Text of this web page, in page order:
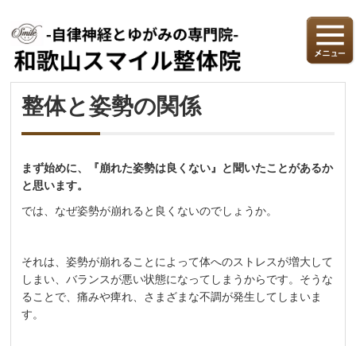
整体と姿勢の関係
まず始めに、『崩れた姿勢は良くない』と聞いたことがあるか
と思います。
では、なぜ姿勢が崩れると良くないのでしょうか。
それは、姿勢が崩れることによって体へのストレスが増大して
しまい、バランスが悪い状態になってしまうからです。そうな
ることで、痛みや痺れ、さまざまな不調が発生してしまいま
す。